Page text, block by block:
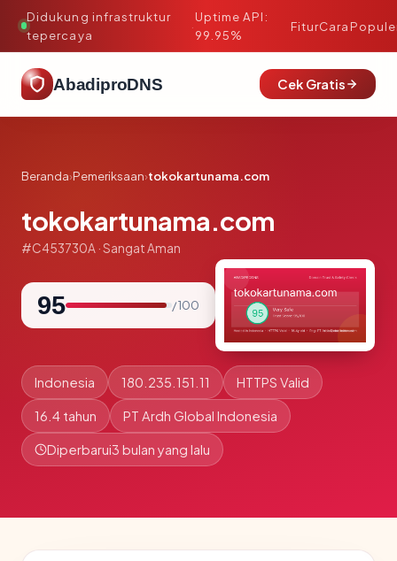
Didukung infrastruktur
tepercaya
·
Uptime API:
99.95%
FiturCara
AbadiproDNS Cek Gratis
Beranda›Pemeriksaan›tokokartunama.com
tokokartunama.com
#C453730A · Sangat Aman
95 / 100
Indonesia 180.235.151.11 HTTPS Valid
16.4 tahun PT Ardh Global Indonesia
Diperbarui3 bulan yang lalu